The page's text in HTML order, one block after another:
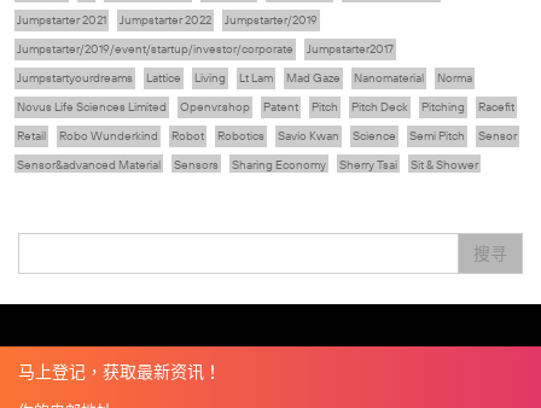
Jumpstarter 2021
Jumpstarter 2022
Jumpstarter/2019
Jumpstarter/2019/event/startup/investor/corporate
Jumpstarter2017
Jumpstartyourdreams
Lattice Living Lt Lam Mad Gaze Nanomaterial
Norma
Novus Life Sciences Limited
Openvr.shop Patent Pitch Pitch Deck Pitching
Racefit
Retail
Robo Wunderkind Robot Robotics Savio Kwan Science Semi Pitch
Sensor
Sensor&advanced Material
Sensors Sharing Economy Sherry Tsai
Sit & Shower
林亮
楊聖武 機械人技術 电子商务 盛智文 總決賽 线上视频 蔡晓慧
車品覺
搜寻
马上登记，获取最新资讯！